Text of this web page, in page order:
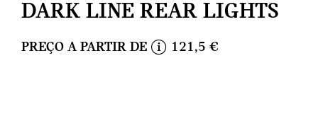
DARK LINE REAR LIGHTS
PREÇO A PARTIR DE 121,5 €